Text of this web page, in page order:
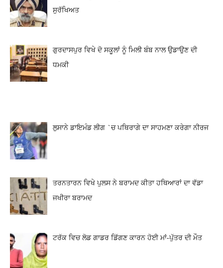
ਸੁਰੱਖਿਅਤ
ਗੁਰਦਾਸਪੁਰ ਵਿਖੇ ਦੋ ਸਕੂਲਾਂ ਨੂੰ ਮਿਲੀ ਬੰਬ ਨਾਲ ਉਡਾਉਣ ਦੀ
ਧਮਕੀ
ਲੁਸਾਨੇ ਡਾਇਮੰਡ ਲੀਗ `ਚ ਪਥਿਰਾਗੇ ਦਾ ਸਾਹਮਣਾ ਕਰੇਗਾ ਨੀਰਜ
ਤਰਨਤਾਰਨ ਵਿਖੇ ਪੁਲਸ ਨੇ ਬਰਾਮਦ ਕੀਤਾ ਹਥਿਆਰਾਂ ਦਾ ਵੱਡਾ
ਜਖੀਰਾ ਬਰਾਮਦ
ਟਰੱਕ ਵਿਚ ਲੋਡ ਗਾਡਰ ਡਿੱਗਣ ਕਾਰਨ ਹੋਈ ਮਾਂ-ਪੁੱਤਰ ਦੀ ਮੌਤ